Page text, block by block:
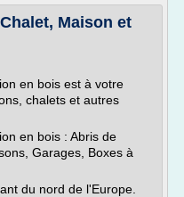
Maison et
en bois est à votre
chalets et autres
en bois : Abris de
Garages, Boxes à
du nord de l'Europe.